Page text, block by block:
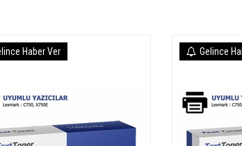
Haber Ver Gelince